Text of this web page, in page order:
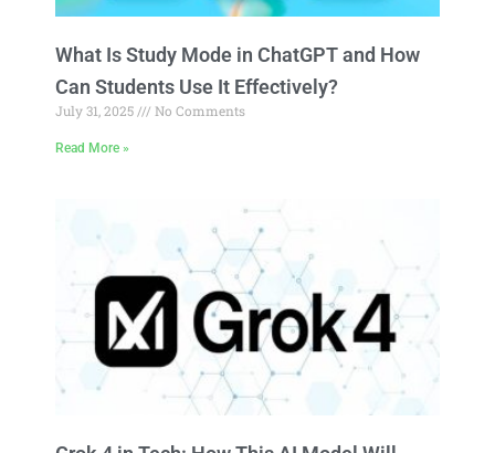
What Is Study Mode in ChatGPT and How
Can Students Use It Effectively?
July 31, 2025 No Comments
Read More »